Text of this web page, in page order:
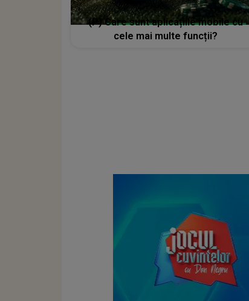
(P) Care sunt aplicațiile mobile cu
cele mai multe funcții?